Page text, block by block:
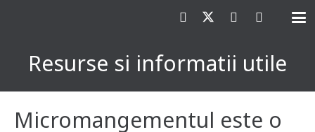
Resurse si informatii utile
Micromangementul este o